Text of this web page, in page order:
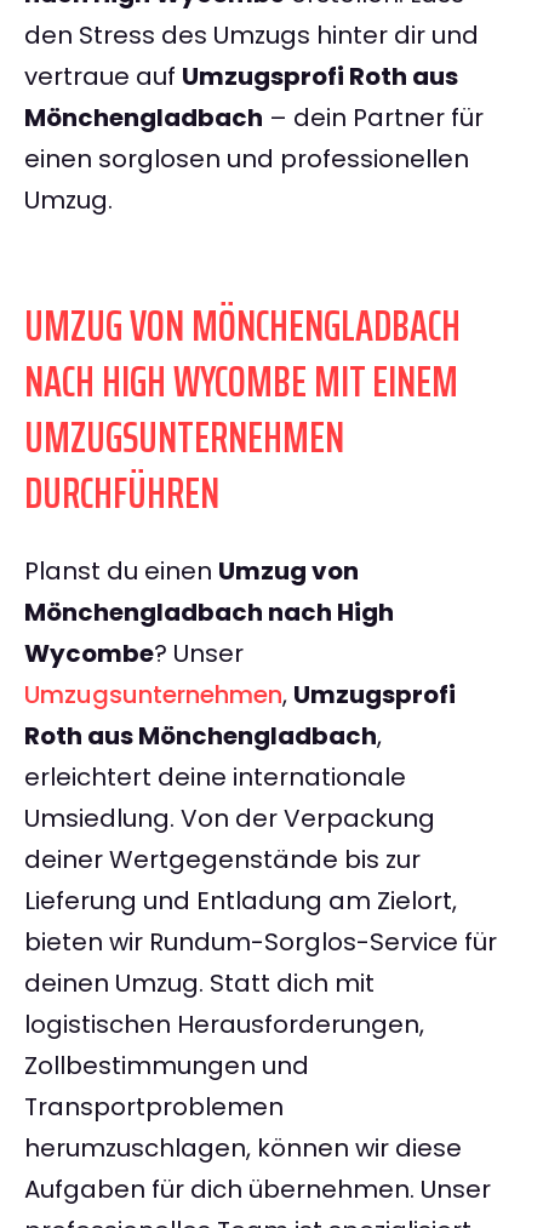
den Stress des Umzugs hinter dir und
vertraue auf Umzugsprofi Roth aus
Mönchengladbach – dein Partner für
einen sorglosen und professionellen
Umzug.
UMZUG VON MÖNCHENGLADBACH
NACH HIGH WYCOMBE MIT EINEM
UMZUGSUNTERNEHMEN
DURCHFÜHREN
Planst du einen Umzug von
Mönchengladbach nach High
Wycombe? Unser
Umzugsunternehmen, Umzugsprofi
Roth aus Mönchengladbach,
erleichtert deine internationale
Umsiedlung. Von der Verpackung
deiner Wertgegenstände bis zur
Lieferung und Entladung am Zielort,
bieten wir Rundum-Sorglos-Service für
deinen Umzug. Statt dich mit
logistischen Herausforderungen,
Zollbestimmungen und
Transportproblemen
herumzuschlagen, können wir diese
Aufgaben für dich übernehmen. Unser